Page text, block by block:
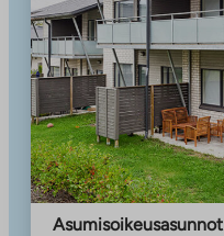
Asumisoikeusasunnot